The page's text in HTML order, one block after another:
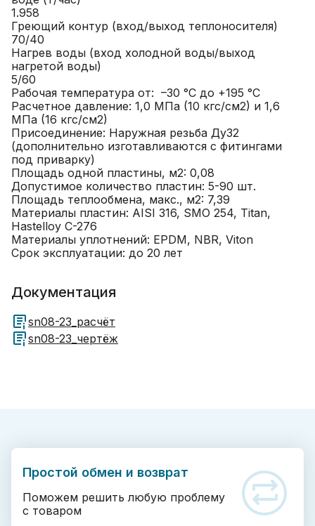
1.958
Греющий контур (вход/выход теплоносителя)
70/40
Нагрев воды (вход холодной воды/выход
нагретой воды)
5/60
Рабочая температура от: –30 °С до +195 °С
Расчетное давление: 1,0 МПа (10 кгс/см2) и 1,6
МПа (16 кгс/см2)
Присоединение: Наружная резьба Ду32
(дополнительно изготавливаются с фитингами
под приварку)
Площадь одной пластины, м2: 0,08
Допустимое количество пластин: 5-90 шт.
Площадь теплообмена, макс., м2: 7,39
Материалы пластин: AISI 316, SMO 254, Titan,
Hastelloy C-276
Материалы уплотнений: EPDM, NBR, Viton
Срок эксплуатации: до 20 лет
Документация
sn08-23_расчёт
sn08-23_чертёж
Простой обмен и возврат
Поможем решить любую проблему
с товаром